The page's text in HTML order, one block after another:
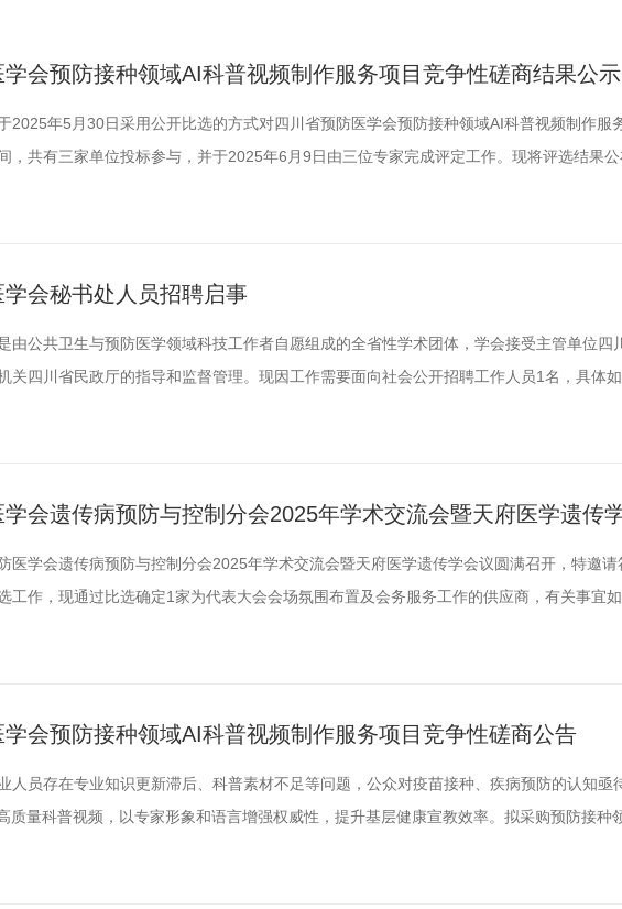
学会预防接种领域AI科普视频制作服务项目竞争性磋商结果公示
2025年5月30日采用公开比选的方式对四川省预防医学会预防接种领域AI科普视频制作服
，共有三家单位投标参与，并于2025年6月9日由三位专家完成评定工作。现将评选结果
工作日（6月9日——6月11日），如对以上公示有异议，请及时以口头或书面形式向四川省
学会秘书处人员招聘启事
由公共卫生与预防医学领域科技工作者自愿组成的全省性学术团体，学会接受主管单位四
关四川省民政厅的指导和监督管理。现因工作需要面向社会公开招聘工作人员1名，具体
作职责1.负责秘书处办公室文秘相关工作；2.负责学会内部后勤服务保障及档案管理工作
学会遗传病预防与控制分会2025年学术交流会暨天府医学遗传
医学会遗传病预防与控制分会2025年学术交流会暨天府医学遗传学会议圆满召开，特邀
工作，现通过比选确定1家为代表大会会场氛围布置及会务服务工作的供应商，有关事宜
二、比选对象要求(一)入选四川省预防医学会活动服务机构库的公司/机构；(二)承办机构具
学会预防接种领域AI科普视频制作服务项目竞争性磋商公告
人员存在专业知识更新滞后、科普素材不足等问题，公众对疫苗接种、疾病预防的认知亟
质量科普视频，以专家形象和语言增强权威性，提升基层健康宣教效率。拟采购预防接种
求的企业积极参加评选，磋商要求如下：一、参选公司资格要求（一）投标人须提供以下